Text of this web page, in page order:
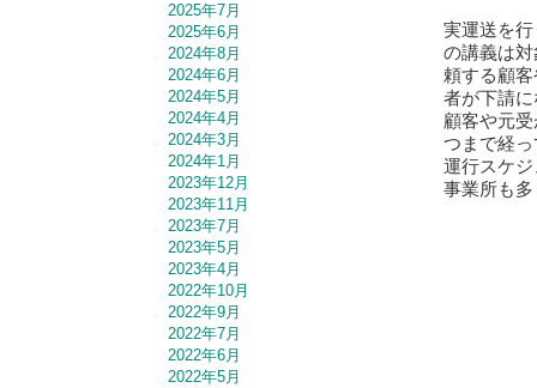
2025年7月
2025年6月
2024年8月
2024年6月
2024年5月
2024年4月
2024年3月
2024年1月
2023年12月
2023年11月
2023年7月
2023年5月
2023年4月
2022年10月
2022年9月
2022年7月
2022年6月
2022年5月
実運送を
の講義は
頼する顧
者が下請
顧客や元
つまで経
運行スケ
事業所も